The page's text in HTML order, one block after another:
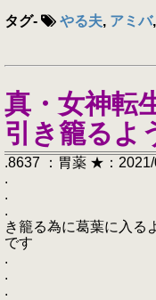
タグ- やる夫, アミバ,
真・女神転
引き籠る
.8637 ：胃薬 ★：
.
.
. やる
き籠る為に葛葉に入る
です
.
.
.